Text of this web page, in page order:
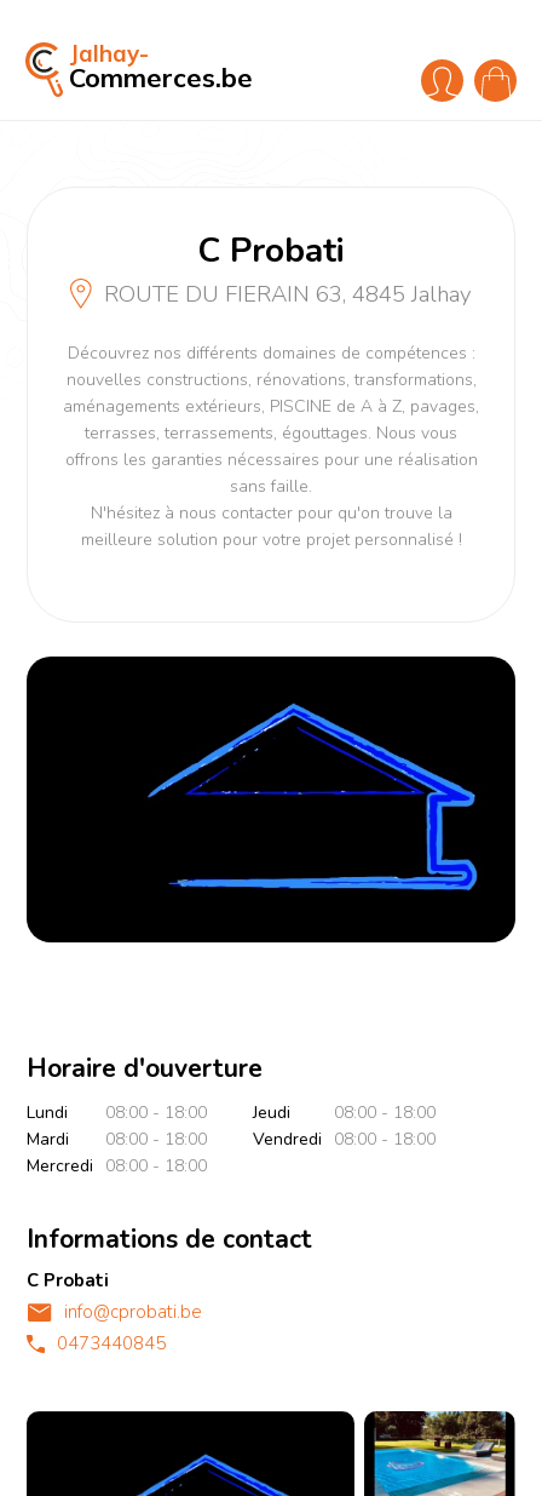
Jalhay-
Commerces.be
C Probati
ROUTE DU FIERAIN 63, 4845 Jalhay
Découvrez nos différents domaines de compétences :
nouvelles constructions, rénovations, transformations,
aménagements extérieurs, PISCINE de A à Z, pavages,
terrasses, terrassements, égouttages. Nous vous
offrons les garanties nécessaires pour une réalisation
sans faille.
N'hésitez à nous contacter pour qu'on trouve la
meilleure solution pour votre projet personnalisé !
Horaire d'ouverture
Lundi
08:00 - 18:00
Mardi
08:00 - 18:00
Mercredi
08:00 - 18:00
Jeudi
08:00 - 18:00
Vendredi
08:00 - 18:00
Informations de contact
C Probati
info@cprobati.be
0473440845